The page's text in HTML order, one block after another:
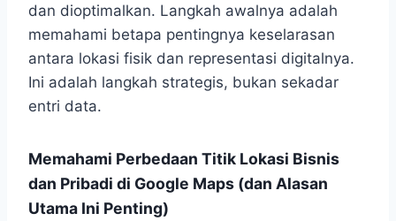
dan dioptimalkan. Langkah awalnya adalah
memahami betapa pentingnya keselarasan
antara lokasi fisik dan representasi digitalnya.
Ini adalah langkah strategis, bukan sekadar
entri data.
Memahami Perbedaan Titik Lokasi Bisnis
dan Pribadi di Google Maps (dan Alasan
Utama Ini Penting)